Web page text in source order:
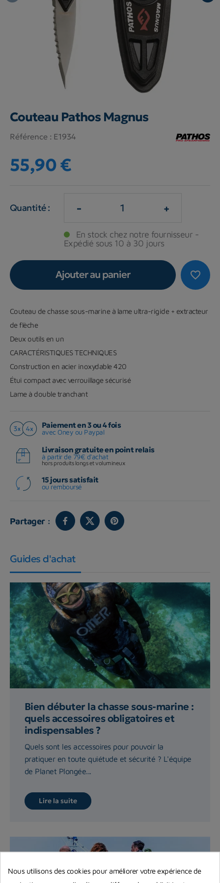
Couteau Pathos Magnus
Référence : E1934
55,90 €
Quantité : - +
En stock chez notre fournisseur -
Expédié sous 10 à 30 jours
favorite_border
Ajouter au panier
Couteau de chasse sous-marine à lame ultra-rigide + extracteur
de flèche
Deux outils en un
CARACTÉRISTIQUES TECHNIQUES
Construction en acier inoxydable 420
Étui compact avec verrouillage sécurisé
Lame à double tranchant
Paiement en 3 ou 4 fois
avec Oney ou Paypal
Livraison gratuite en point relais
à partir de 79€ d'achat
hors produits longs et volumineux
15 jours satisfait
ou remboursé
Partager :
Guides d'achat
Bien débuter la chasse sous-marine :
quels accessoires obligatoires et
indispensables ?
Quels sont les accessoires pour pouvoir la
pratiquer en toute quiétude et sécurité ? L'équipe
de Planet Plongée...
Lire la suite
Nous utilisons des cookies pour améliorer votre expérience de